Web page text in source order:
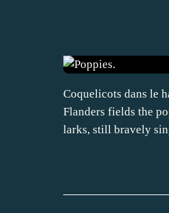
Coquelicots dans le
Flanders fields the
larks, still bravely